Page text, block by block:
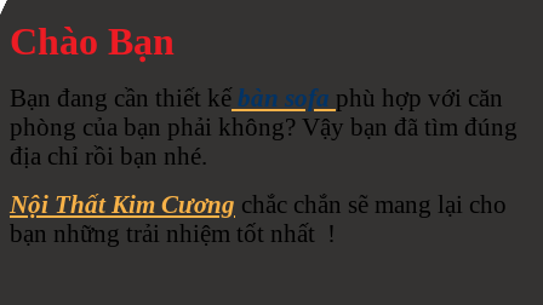
Chào Bạn
Bạn đang cần thiết kế bàn sofa phù hợp với căn
phòng của bạn phải không? Vậy bạn đã tìm đúng
địa chỉ rồi bạn nhé.
Nội Thất Kim Cương chắc chắn sẽ mang lại cho
bạn những trải nhiệm tốt nhất !